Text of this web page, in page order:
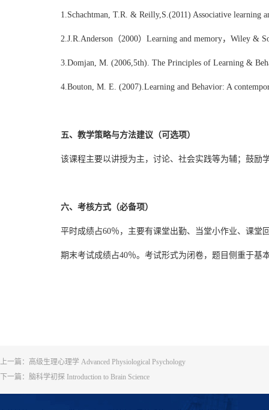
1.Schachtman, T.R. & Reilly,S.(2011) Associative learning
2.J.R.Anderson（2000）Learning and memory，Wiley &
3.Domjan, M. (2006,5th). The Principles of Learning &
4.Bouton, M. E. (2007).Learning and Behavior: A
五、教学策略与方法建议（可选项）
该课程主要以讲授为主，讨论、社会实践等为辅；鼓励
六、考核方式（必备项）
平时成绩占60％，主要有课堂出勤、当堂小作业、课
期末考试成绩占40％。考试形式为闭卷，题目侧重于基
上一篇： 高级生理心理学 Advanced Physiological Psychology
下一篇： 脑科学初探 Introduction to Brain Science